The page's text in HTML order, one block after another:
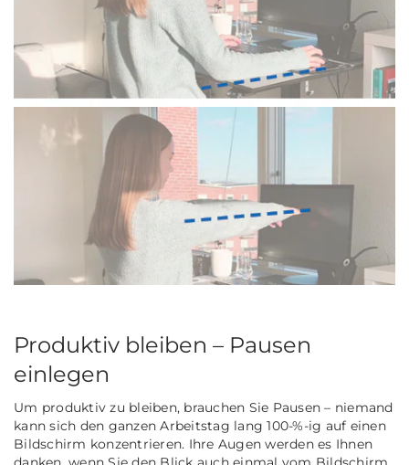
Produktiv bleiben – Pausen
einlegen
Um produktiv zu bleiben, brauchen Sie Pausen – niemand
kann sich den ganzen Arbeitstag lang 100-%-ig auf einen
Bildschirm konzentrieren. Ihre Augen werden es Ihnen